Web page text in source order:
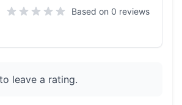
Based on 0 reviews
to leave a rating.